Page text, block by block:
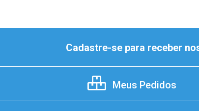
Cadastre-se para receber
Meus Pedidos